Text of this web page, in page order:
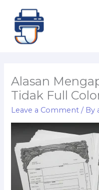
content
Alasan
Tidak Full
Leave a Comment / By